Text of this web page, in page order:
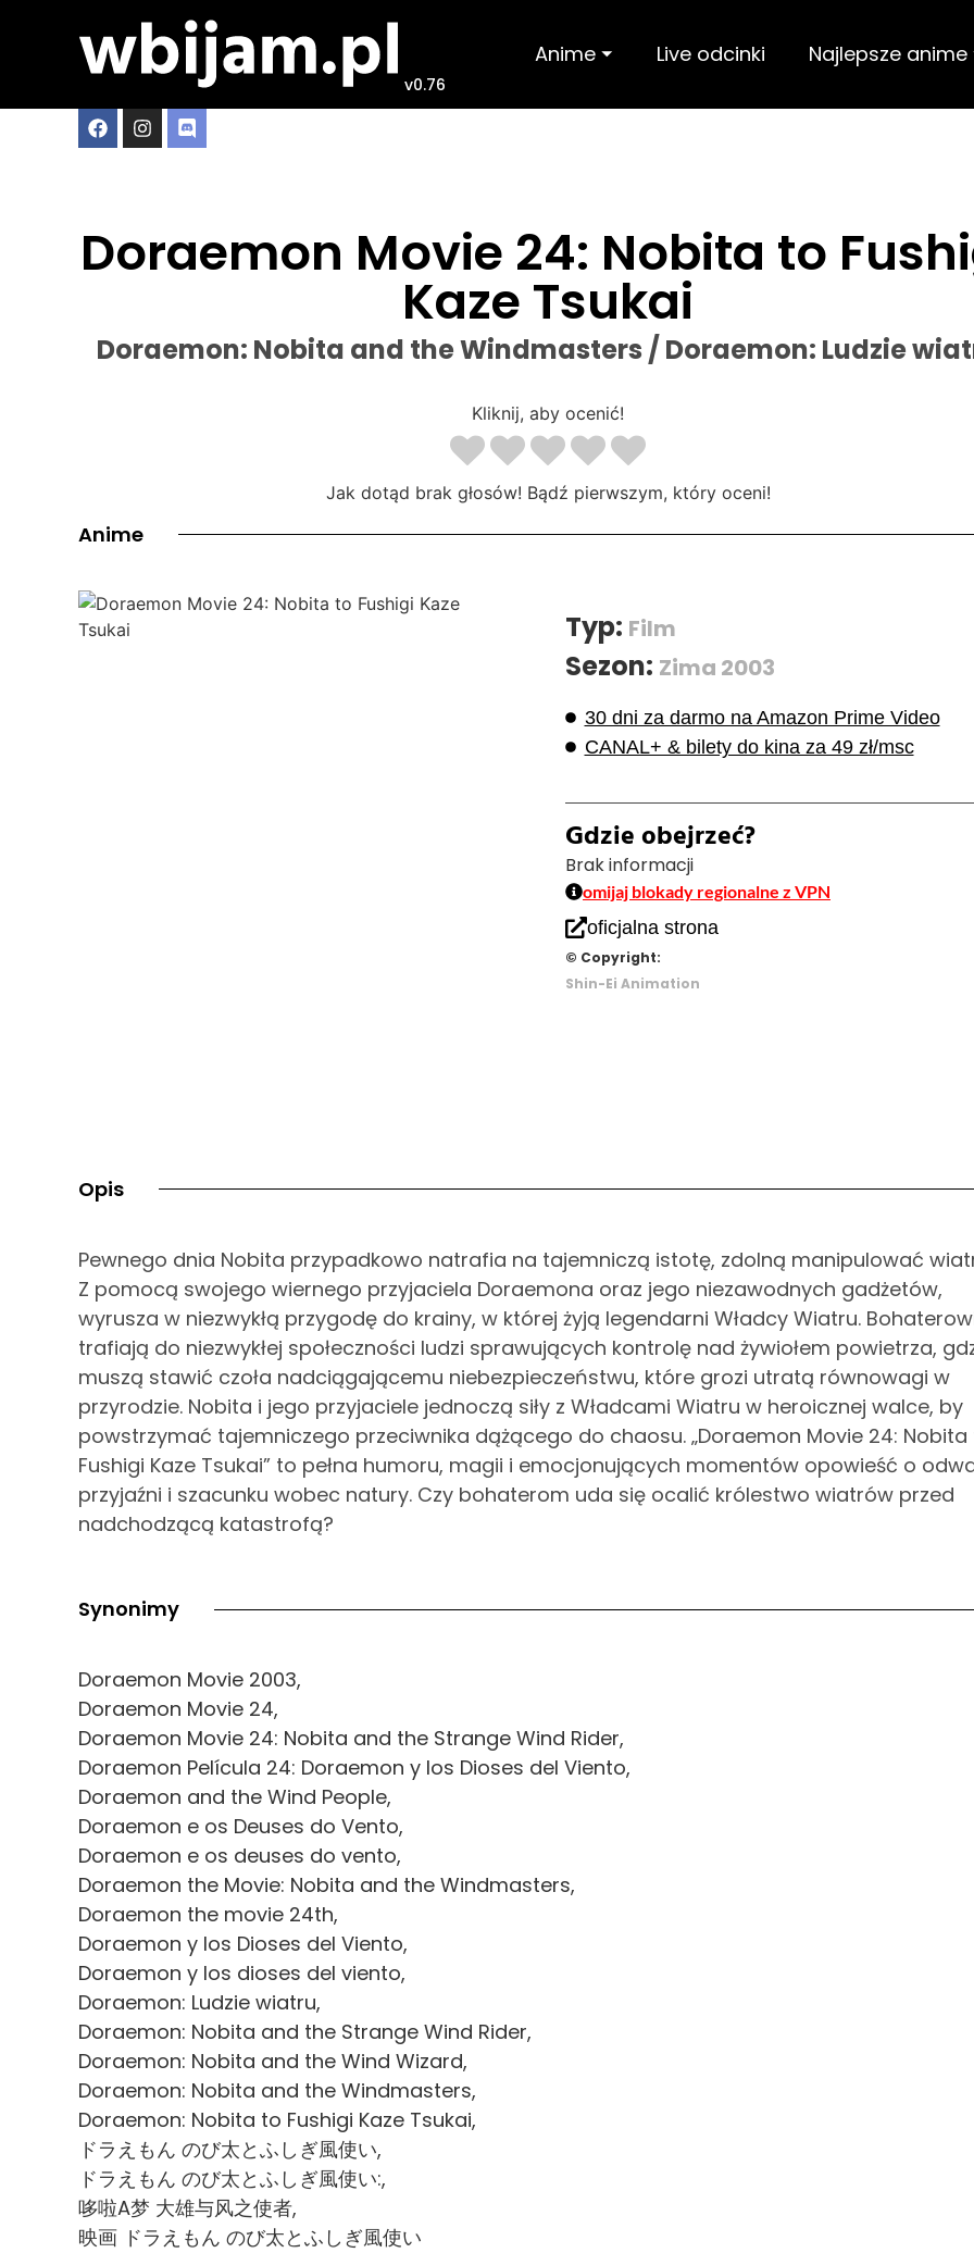
v0.76
Anime ⏷ Live odcinki Najlepsze anime
Doraemon Movie 24: Nobita to
Kaze Tsukai
Doraemon: Nobita and the Windmasters / Doraemon: Ludzie
Kliknij, aby ocenić!
Jak dotąd brak głosów! Bądź pierwszym, który oceni!
Anime
Typ: Film
Sezon: Zima 2003
30 dni za darmo na Amazon Prime Video
CANAL+ & bilety do kina za 49 zł/msc
Gdzie obejrzeć?
Brak informacji
omijaj blokady regionalne z VPN
oficjalna strona
© Copyright:
Shin-Ei Animation
Opis
Pewnego dnia Nobita przypadkowo natrafia na tajemniczą istotę, zdolną manipulować
Z pomocą swojego wiernego przyjaciela Doraemona oraz jego niezawodnych gadżetów,
wyrusza w niezwykłą przygodę do krainy, w której żyją legendarni Władcy Wiatru.
trafiają do niezwykłej społeczności ludzi sprawujących kontrolę nad żywiołem powietrza,
muszą stawić czoła nadciągającemu niebezpieczeństwu, które grozi utratą równowagi w
przyrodzie. Nobita i jego przyjaciele jednoczą siły z Władcami Wiatru w heroicznej walce, by
powstrzymać tajemniczego przeciwnika dążącego do chaosu. „Doraemon Movie 24: Nobita
Fushigi Kaze Tsukai” to pełna humoru, magii i emocjonujących momentów opowieść o
przyjaźni i szacunku wobec natury. Czy bohaterom uda się ocalić królestwo wiatrów przed
nadchodzącą katastrofą?
Synonimy
Doraemon Movie 2003,
Doraemon Movie 24,
Doraemon Movie 24: Nobita and the Strange Wind Rider,
Doraemon Película 24: Doraemon y los Dioses del Viento,
Doraemon and the Wind People,
Doraemon e os Deuses do Vento,
Doraemon e os deuses do vento,
Doraemon the Movie: Nobita and the Windmasters,
Doraemon the movie 24th,
Doraemon y los Dioses del Viento,
Doraemon y los dioses del viento,
Doraemon: Ludzie wiatru,
Doraemon: Nobita and the Strange Wind Rider,
Doraemon: Nobita and the Wind Wizard,
Doraemon: Nobita and the Windmasters,
Doraemon: Nobita to Fushigi Kaze Tsukai,
ドラえもん のび太とふしぎ風使い,
ドラえもん のび太とふしぎ風使い:,
哆啦A梦 大雄与风之使者,
映画 ドラえもん のび太とふしぎ風使い